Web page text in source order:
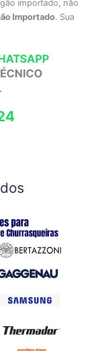
importado, não
Importado. Sua